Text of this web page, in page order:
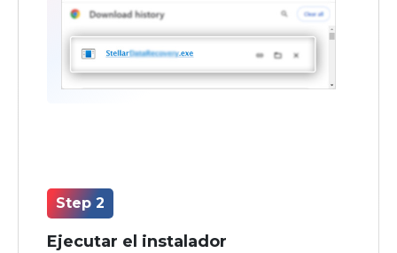
Step 2
Ejecutar el instalador